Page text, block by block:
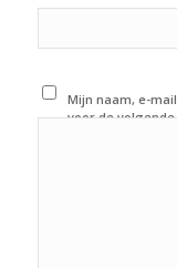
Mijn naam, e-
voor de